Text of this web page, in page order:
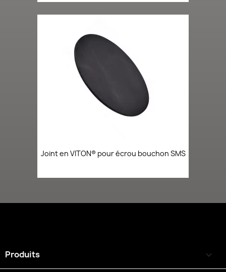
Joint en VITON® pour écrou bouchon SMS
Produits 